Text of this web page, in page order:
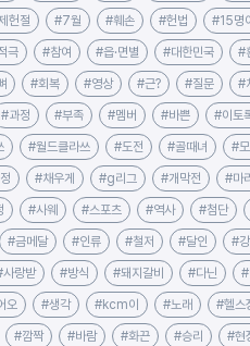
헌절 #7월 #훼손 #헌법 #15명이
극 #참여 #읍·면별 #대한민국 #
#회복 #영상 #근? #질문 #
#과정 #부족 #멤버 #바쁜 #이토
#월드클라쓰 #도전 #골때녀 #
#채우게 #g리그 #개막전 #마
#사웨 #스포츠 #역사 #첨단
#금메달 #인류 #철저 #달인 #
랑받 #방식 #돼지갈비 #다닌 #
오 #생각 #kcm이 #노래 #헬스
#깜짝 #바람 #화끈 #승리 #현